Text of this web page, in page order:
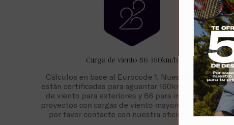
Carga de viento 86-160km/h
Cálculos en base al Eurocode 1. Nuestras pistas
están certificadas para aguantar 160km/h de carga
de viento para exteriores y 86 para interior. Para
proyectos con cargas de viento mayores a 86km/h,
por favor contacte con nuestra oficina técnica.